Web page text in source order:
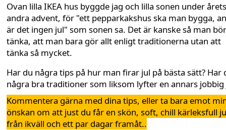
Ovan lilla IKEA hus byggde jag och lilla sonen under årets
andra advent, för "ett pepparkakshus ska man bygga,
är det ingen jul" som sonen sa. Det är kanske så man bör
tänka, att man bara gör allt enligt traditionerna utan att
tänka så mycket.
Har du några tips på hur man firar jul på bästa sätt? Har
några bra traditioner som liksom lyfter en annars jobbig
Kommentera gärna med dina tips, eller ta bara emot
önskan om att just du får en skön, soft, chill kärleksfull
från ikväll och ett par dagar framåt..